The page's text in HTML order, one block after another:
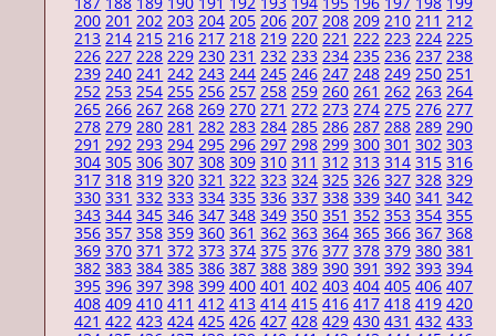
200 201 202 203 204 205 206 207 208 209 210 211 212
213 214 215 216 217 218 219 220 221 222 223 224 225
226 227 228 229 230 231 232 233 234 235 236 237 238
239 240 241 242 243 244 245 246 247 248 249 250 251
252 253 254 255 256 257 258 259 260 261 262 263 264
265 266 267 268 269 270 271 272 273 274 275 276 277
278 279 280 281 282 283 284 285 286 287 288 289 290
291 292 293 294 295 296 297 298 299 300 301 302 303
304 305 306 307 308 309 310 311 312 313 314 315 316
317 318 319 320 321 322 323 324 325 326 327 328 329
330 331 332 333 334 335 336 337 338 339 340 341 342
343 344 345 346 347 348 349 350 351 352 353 354 355
356 357 358 359 360 361 362 363 364 365 366 367 368
369 370 371 372 373 374 375 376 377 378 379 380 381
382 383 384 385 386 387 388 389 390 391 392 393 394
395 396 397 398 399 400 401 402 403 404 405 406 407
408 409 410 411 412 413 414 415 416 417 418 419 420
421 422 423 424 425 426 427 428 429 430 431 432 433